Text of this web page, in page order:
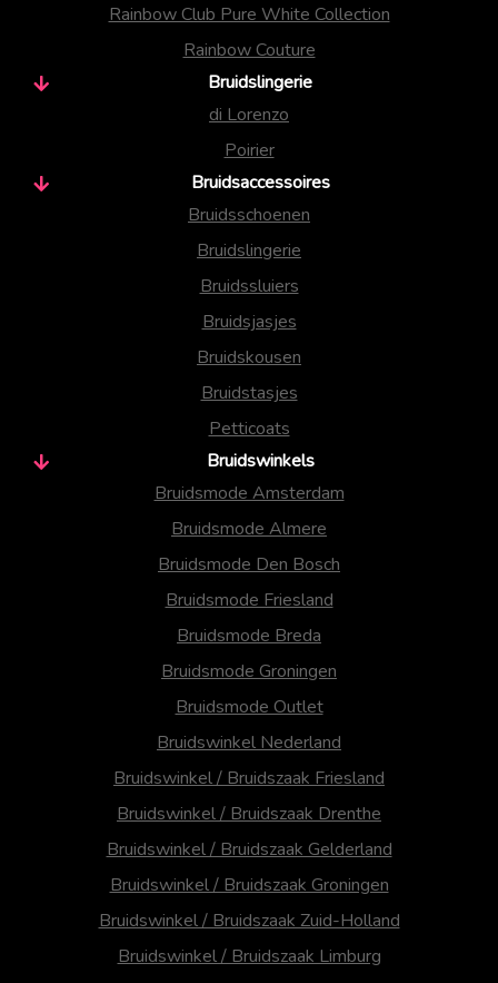
Rainbow Club Pure White Collection
Rainbow Couture
Bruidslingerie
di Lorenzo
Poirier
Bruidsaccessoires
Bruidsschoenen
Bruidslingerie
Bruidssluiers
Bruidsjasjes
Bruidskousen
Bruidstasjes
Petticoats
Bruidswinkels
Bruidsmode Amsterdam
Bruidsmode Almere
Bruidsmode Den Bosch
Bruidsmode Friesland
Bruidsmode Breda
Bruidsmode Groningen
Bruidsmode Outlet
Bruidswinkel Nederland
Bruidswinkel / Bruidszaak Friesland
Bruidswinkel / Bruidszaak Drenthe
Bruidswinkel / Bruidszaak Gelderland
Bruidswinkel / Bruidszaak Groningen
Bruidswinkel / Bruidszaak Zuid-Holland
Bruidswinkel / Bruidszaak Limburg